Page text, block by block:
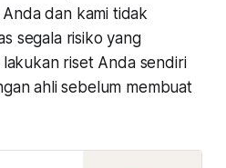
dan kami tidak
segala risiko yang
riset Anda sendiri
ahli sebelum membuat